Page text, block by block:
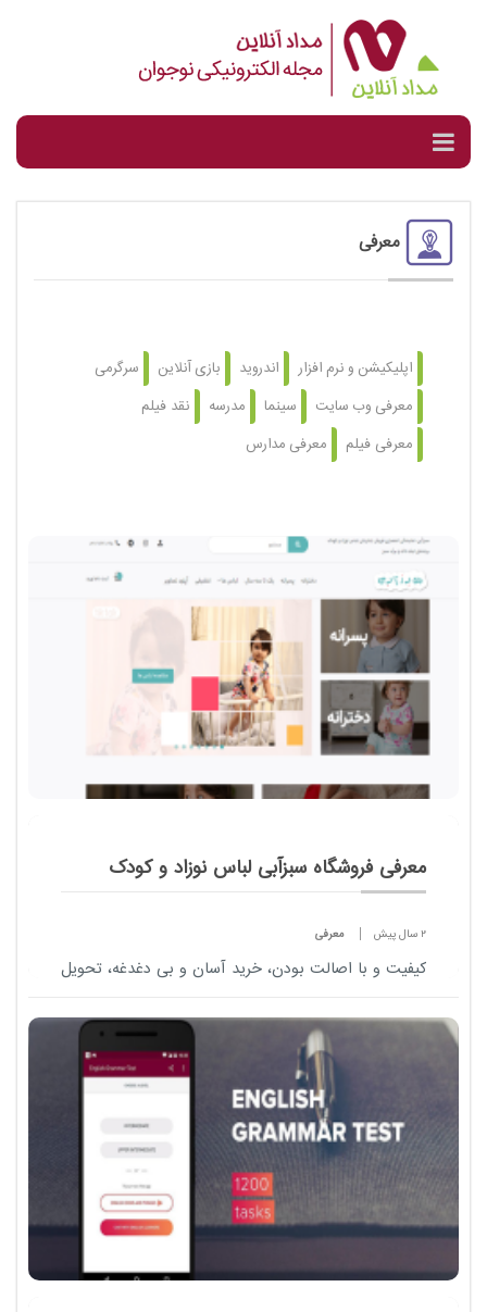
معرفی
اپلیکیشن و نرم افزار اندروید بازی آنلاین
سرگرمی
معرفی وب سایت
سینما مدرسه
نقد فیلم
معرفی فیلم
معرفی مدارس
معرفی فروشگاه سبزآبی لباس نوزاد و کودک
2 سال پیش معرفی
کیفیت و با اصالت بودن، خرید آسان و بی دغدغه، تحویل
روزهای تعطیل و در آخر هم پشتیبانی تا آخرین مرحله از
خرید مشتری یعنی تحویل به مشتری است...